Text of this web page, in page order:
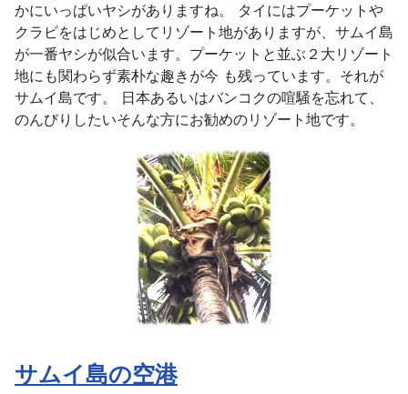
かにいっぱいヤシがありますね。 タイにはプーケットや
クラビをはじめとしてリゾート地がありますが、サムイ島
が一番ヤシが似合います。プーケットと並ぶ２大リゾート
地にも関わらず素朴な趣きが今 も残っています。それが
サムイ島です。 日本あるいはバンコクの喧騒を忘れて、
のんびりしたいそんな方にお勧めのリゾート地です。
サムイ島の空港